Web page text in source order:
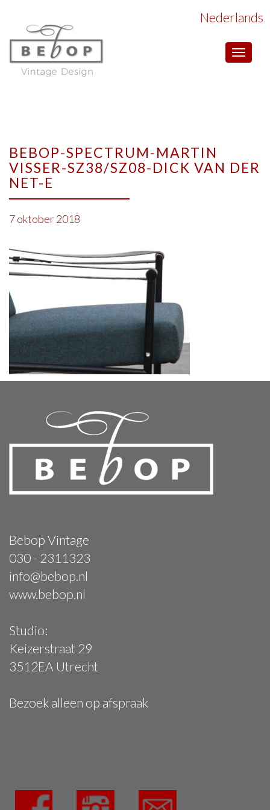
Toggle
Nederlands
BEBOP-SPECTRUM-MARTIN
VISSER-SZ38/SZ08-DICK VAN DER
NET-E
7 oktober 2018
Bebop Vintage
030 - 2311323
info@bebop.nl
www.bebop.nl
Studio:
Keizerstraat 29
3512EA Utrecht
Bezoek alleen op afspraak